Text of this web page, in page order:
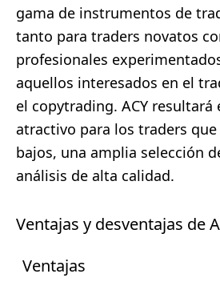
gama de instrumentos de
tanto para traders novatos
profesionales
aquellos interesados en el
el copytrading. ACY resultará
atractivo para los traders
bajos, una amplia selección
análisis de alta calidad.
Ventajas y desventajas de
Ventajas